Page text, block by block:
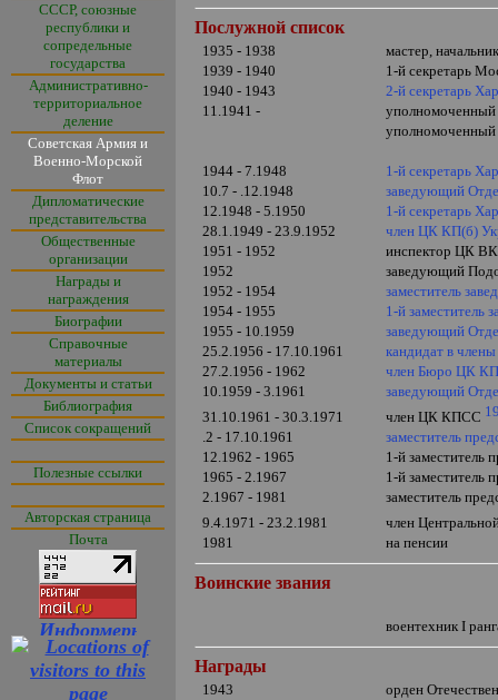
СССР, союзные
республики и
сопредельные
государства
Административно-
территориальное
деление
Советская Армия и
Военно-Морской
Флот
Дипломатические
представительства
Общественные
организации
Награды и
награждения
Биографии
Справочные
материалы
Документы и статьи
Библиография
Список сокращений
Полезные ссылки
Авторская страница
Почта
Послужной список
1935 - 1938
мастер,
1939 - 1940
1-й секретарь
1940 - 1943
2-й секретарь
11.1941 -
1944 - 7.1948
1-й секретарь
10.7 - .12.1948
заведующий
12.1948 - 5.1950
1-й секретарь
28.1.1949 - 23.9.1952
член ЦК КП(б)
1951 - 1952
инспектор ЦК
1952
заведующий
1952 - 1954
заместитель
1954 - 1955
1-й
1955 - 10.1959
заведующий
25.2.1956 - 17.10.1961
кандидат в
27.2.1956 - 1962
член Бюро ЦК
10.1959 - 3.1961
заведующий
31.10.1961 - 30.3.1971
член ЦК КПСС
.2 - 17.10.1961
заместитель
12.1962 - 1965
1-й
1965 - 2.1967
1-й заместитель
2.1967 - 1981
заместитель
9.4.1971 - 23.2.1981
член
1981
на пенсии
Воинские звания
воентехникI
Награды
1943
орден